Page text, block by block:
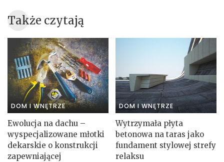
Także czytają
DOM I WNĘTRZE
Ewolucja na dachu –
wyspecjalizowane młotki
dekarskie o konstrukcji
zapewniającej
DOM I WNĘTRZE
Wytrzymała płyta
betonowa na taras jako
fundament stylowej strefy
relaksu